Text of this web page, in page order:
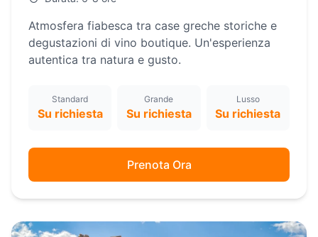
Atmosfera fiabesca tra case greche storiche e
degustazioni di vino boutique. Un'esperienza
autentica tra natura e gusto.
Standard
Su richiesta
Grande
Su richiesta
Lusso
Su richiesta
Prenota Ora